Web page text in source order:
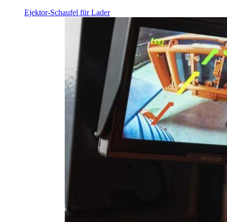
Ejektor-Schaufel für Lader